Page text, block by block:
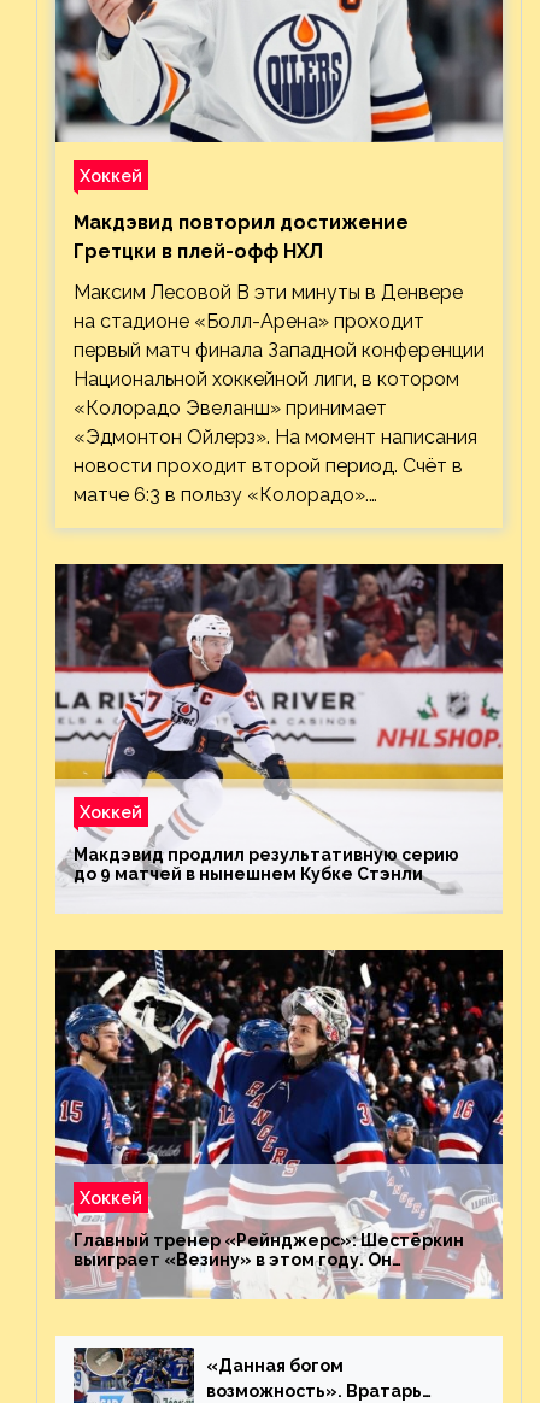
Хоккей
Макдэвид повторил достижение
Гретцки в плей-офф НХЛ
Максим Лесовой В эти минуты в Денвере
на стадионе «Болл-Арена» проходит
первый матч финала Западной конференции
Национальной хоккейной лиги, в котором
«Колорадо Эвеланш» принимает
«Эдмонтон Ойлерз». На момент написания
новости проходит второй период. Счёт в
матче 6:3 в пользу «Колорадо».…
Хоккей
Макдэвид продлил результативную серию
до 9 матчей в нынешнем Кубке Стэнли
Хоккей
Главный тренер «Рейнджерс»: Шестёркин
выиграет «Везину» в этом году. Он
невероятен
«Данная богом
возможность». Вратарь